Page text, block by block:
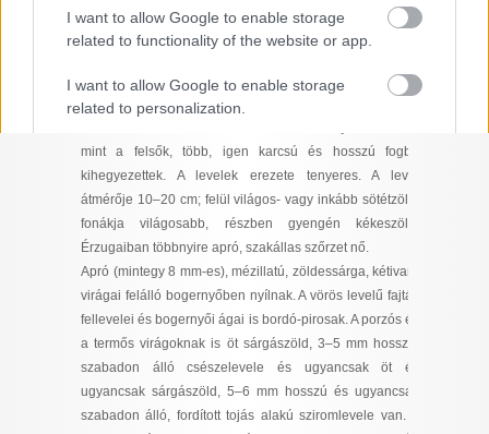
I want to allow Google to enable storage
related to functionality of the website or app.
I want to allow Google to enable storage
related to personalization.
I want to allow Google to enable storage
related to security, including authentication
functionality and fraud prevention, and other
user protection.
Data Deletion Data Access Privacy Policy
Kopasz rügyeinek színe a sötétpirostól a vörösbarnáig
15 cm hosszú és csaknem ugyanolyan széles,
tenyeresen 3–7 különböző nagyságú karéjra tagolt
mint a felsők, több, igen karcsú és hosszú fogba
kihegyezettek. A levelek erezete tenyeres. A levél
átmérője 10–20 cm; felül világos- vagy inkább sötétzöld,
fonákja világosabb, részben gyengén kékeszöld.
Érzugaiban többnyire apró, szakállas szőrzet nő.
Apró (mintegy 8 mm-es), mézillatú, zöldessárga, kétivarú
virágai felálló bogernyőben nyílnak. A vörös levelű fajták
fellevelei és bogernyői ágai is bordó-pirosak. A porzós és
a termős virágoknak is öt sárgászöld, 3–5 mm hosszú,
szabadon álló csészelevele és ugyancsak öt és
ugyancsak sárgászöld, 5–6 mm hosszú és ugyancsak
szabadon álló, fordított tojás alakú sziromlevele van. A